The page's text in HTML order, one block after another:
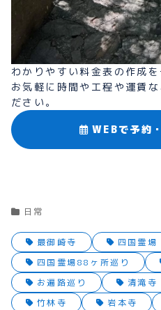
わかりやすい料金表の作成を
お気軽に時間や工程や運賃
ださい。
WEBで予約
日常
最御崎寺 四国霊場
四国霊場88ヶ所巡り
お遍路巡り
清滝寺
竹林寺
岩本寺